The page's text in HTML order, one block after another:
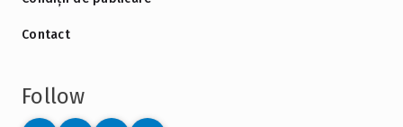
Contact
Follow